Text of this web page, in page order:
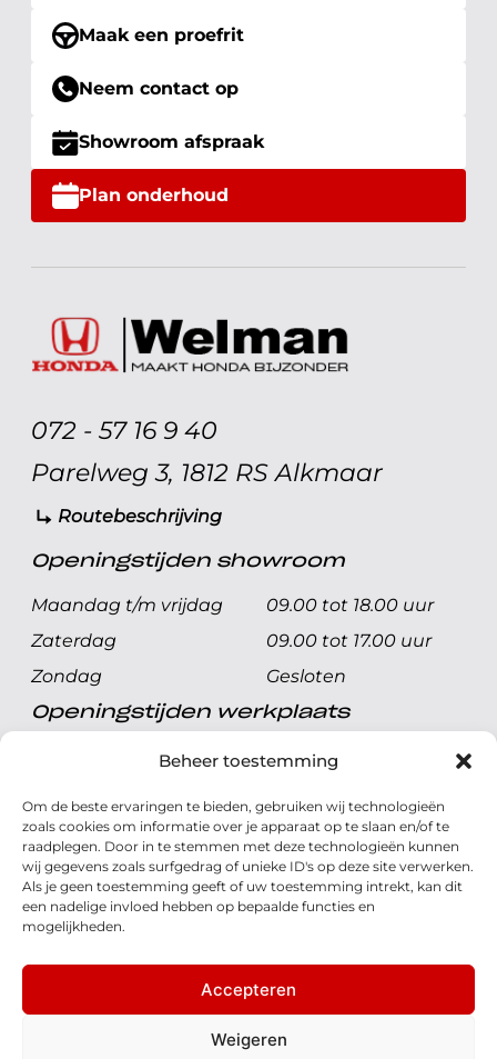
Beheer toestemming
Om de beste ervaringen te bieden, gebruiken wij technologieën
zoals cookies om informatie over je apparaat op te slaan en/of te
raadplegen. Door in te stemmen met deze technologieën kunnen
wij gegevens zoals surfgedrag of unieke ID's op deze site verwerken.
Als je geen toestemming geeft of uw toestemming intrekt, kan dit
een nadelige invloed hebben op bepaalde functies en
mogelijkheden.
Accepteren
Weigeren
Maak een proefrit
Neem contact op
Showroom afspraak
Plan onderhoud
072 - 57 16 9 40
Parelweg 3, 1812 RS Alkmaar
Routebeschrijving
Openingstijden showroom
Maandag t/m vrijdag
09.00 tot 18.00 uur
Zaterdag
09.00 tot 17.00 uur
Zondag
Gesloten
Openingstijden werkplaats
Maandag t/m vrijdag
08.00 tot 17.00 uur
Zondag
Gesloten
Volg ons
© 2026 - Honda Welman